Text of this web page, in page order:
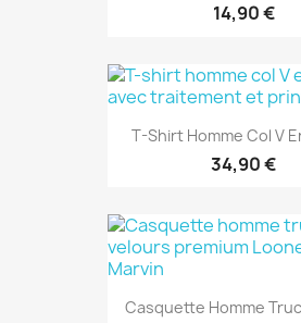
14,90 €
T-Shirt Homme Col V
34,90 €
Casquette Homme